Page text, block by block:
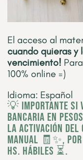
El acceso al
cuando quieras y
vencimiento!
100% online =)
Idioma: Español
💡 IMPORTANTE
bancaria en
La activación del
manual 🧾✨, por
hs. hábiles ⏳.